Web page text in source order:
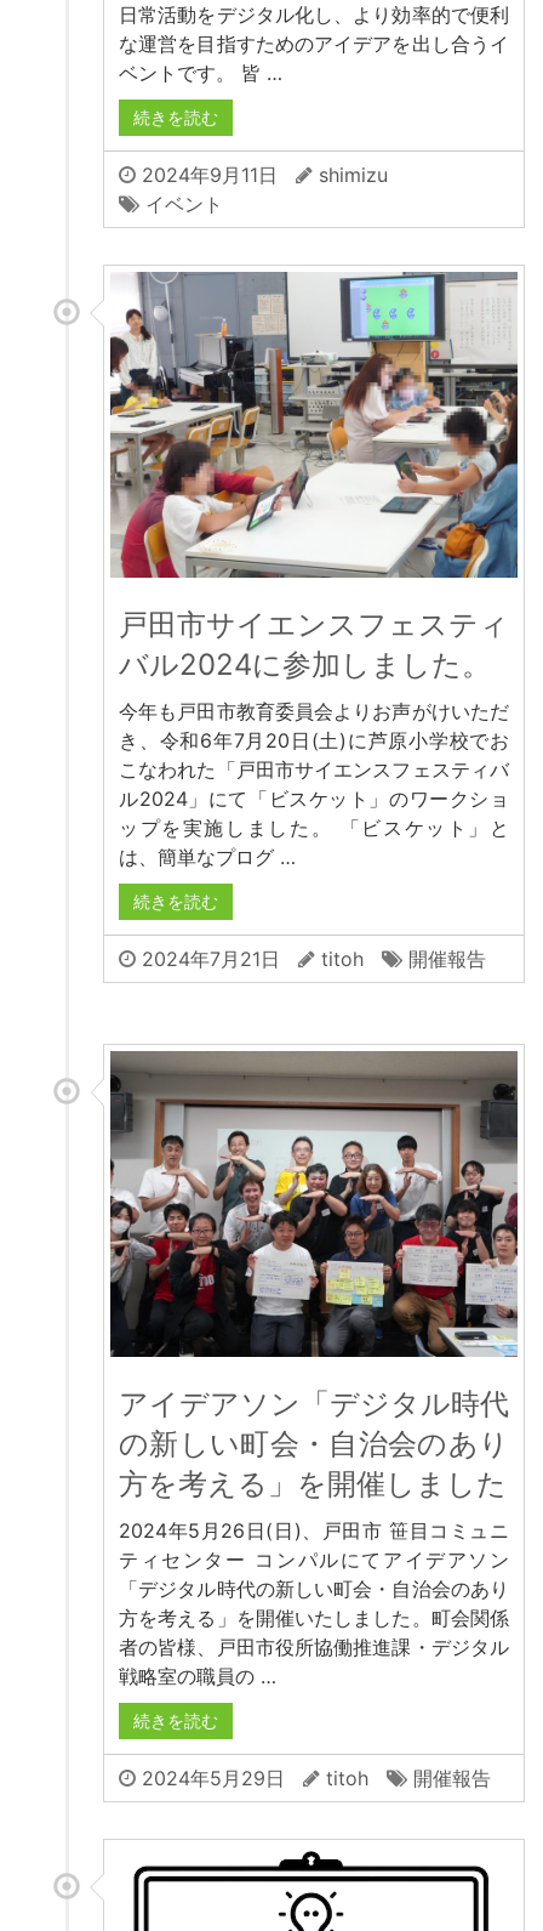
日常活動をデジタル化し、より効率的で便利
な運営を目指すためのアイデアを出し合うイ
ベントです。 皆 …
続きを読む
2024年9月11日
shimizu
イベント
戸田市サイエンスフェスティ
バル2024に参加しました。
今年も戸田市教育委員会よりお声がけいただ
き、令和6年7月20日(土)に芦原小学校でお
こなわれた「戸田市サイエンスフェスティバ
ル2024」にて「ビスケット」のワークショ
ップを実施しました。 「ビスケット」と
は、簡単なプログ …
続きを読む
2024年7月21日 titoh 開催報告
アイデアソン「デジタル時代
の新しい町会・自治会のあり
方を考える」を開催しました
2024年5月26日(日)、戸田市 笹目コミュニ
ティセンター コンパルにてアイデアソン
「デジタル時代の新しい町会・自治会のあり
方を考える」を開催いたしました。町会関係
者の皆様、戸田市役所協働推進課・デジタル
戦略室の職員の …
続きを読む
2024年5月29日 titoh 開催報告